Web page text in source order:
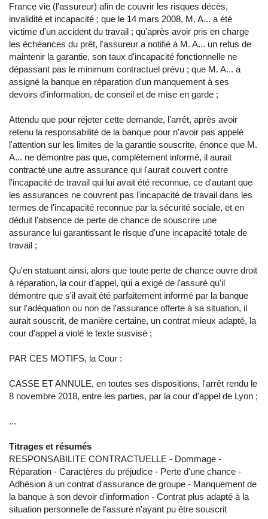
France vie (l'assureur) afin de couvrir les risques décès,
invalidité et incapacité ; que le 14 mars 2008, M. A... a été
victime d'un accident du travail ; qu'après avoir pris en charge
les échéances du prêt, l'assureur a notifié à M. A... un refus de
maintenir la garantie, son taux d'incapacité fonctionnelle ne
dépassant pas le minimum contractuel prévu ; que M. A... a
assigné la banque en réparation d'un manquement à ses
devoirs d'information, de conseil et de mise en garde ;
Attendu que pour rejeter cette demande, l'arrêt, après avoir
retenu la responsabilité de la banque pour n'avoir pas appelé
l'attention sur les limites de la garantie souscrite, énonce que M.
A... ne démontre pas que, complètement informé, il aurait
contracté une autre assurance qui l'aurait couvert contre
l'incapacité de travail qui lui avait été reconnue, ce d'autant que
les assurances ne couvrent pas l'incapacité de travail dans les
termes de l'incapacité reconnue par la sécurité sociale, et en
déduit l'absence de perte de chance de souscrire une
assurance lui garantissant le risque d'une incapacité totale de
travail ;
Qu'en statuant ainsi, alors que toute perte de chance ouvre droit
à réparation, la cour d'appel, qui a exigé de l'assuré qu'il
démontre que s'il avait été parfaitement informé par la banque
sur l'adéquation ou non de l'assurance offerte à sa situation, il
aurait souscrit, de manière certaine, un contrat mieux adapté, la
cour d'appel a violé le texte susvisé ;
PAR CES MOTIFS, la Cour :
CASSE ET ANNULE, en toutes ses dispositions, l'arrêt rendu le
8 novembre 2018, entre les parties, par la cour d'appel de Lyon ;
...
Titrages et résumés
RESPONSABILITE CONTRACTUELLE - Dommage -
Réparation - Caractères du préjudice - Perte d'une chance -
Adhésion à un contrat d'assurance de groupe - Manquement de
la banque à son devoir d'information - Contrat plus adapté à la
situation personnelle de l'assuré n'ayant pu être souscrit